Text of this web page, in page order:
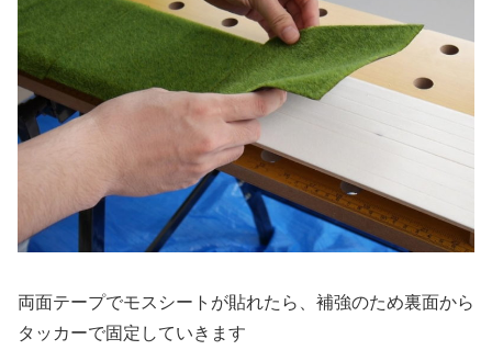
両面テープでモスシートが貼れたら、補強のため裏面から
タッカーで固定していきます